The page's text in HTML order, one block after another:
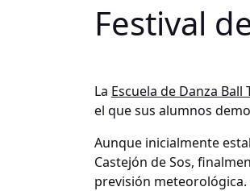
Festival
La Escuela de Danza Ball
el que sus alumnos
Aunque inicialmente
Castejón de Sos,
previsión meteorológica.